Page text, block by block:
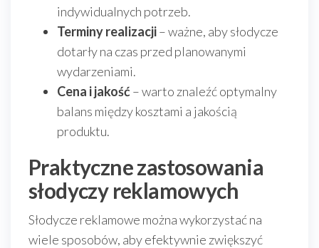
indywidualnych potrzeb.
Terminy realizacji– ważne, aby słodycze
dotarły na czas przed planowanymi
wydarzeniami.
Cena i jakość– warto znaleźć optymalny
balans między kosztami a jakością
produktu.
Praktyczne zastosowania
słodyczy reklamowych
Słodycze reklamowe można wykorzystać na
wiele sposobów, aby efektywnie zwiększyć